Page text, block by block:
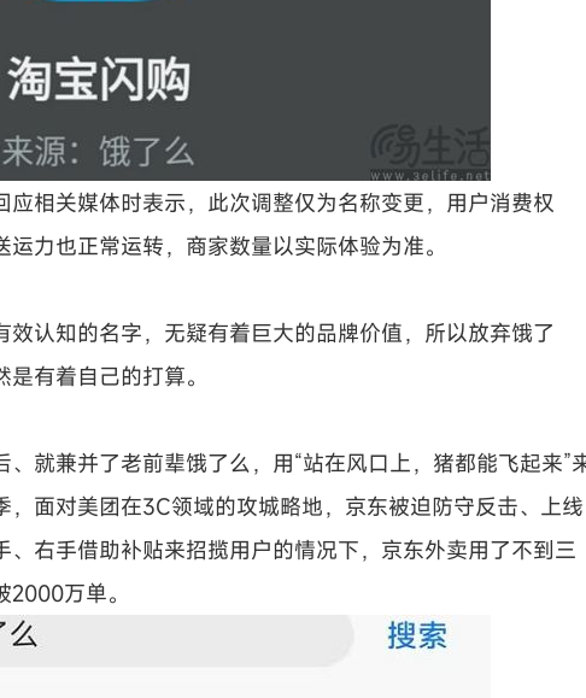
相关媒体时表示，此次调整仅为名称变更，用户消费权
力也正常运转，商家数量以实际体验为准。
认知的名字，无疑有着巨大的品牌价值，所以放弃饿了
有着自己的打算。
就兼并了老前辈饿了么，用“站在风口上，猪都能飞起来”
面对美团在3C领域的攻城略地，京东被迫防守反击、上线
右手借助补贴来招揽用户的情况下，京东外卖用了不到三
万单。